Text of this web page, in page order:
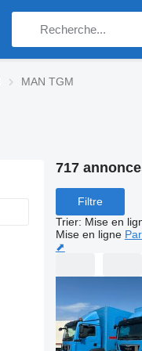
MAN TGM
717
Filtre
Trier: Mise en
Mise en ligne
⬈